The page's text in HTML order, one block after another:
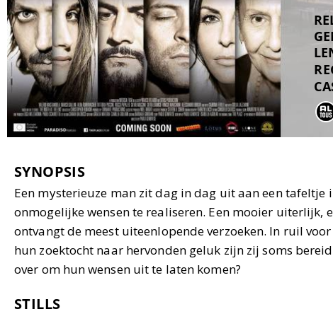
SYNOPSIS
Een mysterieuze man zit dag in dag uit aan een
onmogelijke wensen te realiseren. Een mooier uiterlijk,
ontvangt de meest uiteenlopende verzoeken. In ruil
hun zoektocht naar hervonden geluk zijn zij soms
over om hun wensen uit te laten komen?
STILLS